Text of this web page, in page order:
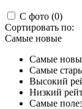
С фото (0)
Сортировать по:
Самые новые
Самые
Самые
Высокий
Низкий
Самые